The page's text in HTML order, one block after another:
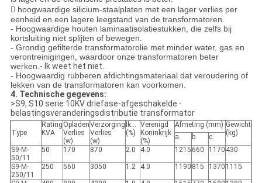
 hoogwaardige silicium-staalplaten met een lager verlies per
eenheid en een lagere leegstand van de transformatoren.
- Hoogwaardige houten laminaatisolatiestukken, die zelfs bij
kortsluiting niet splijten of bewegen.
- Grondig gefilterde transformatorolie met minder water, gas en
verontreinigingen, waardoor onze transformatoren beter
werken.- Ik weet het niet.
- Hoogwaardig rubberen afdichtingsmateriaal dat veroudering of
lekken van de transformatoren kan voorkomen.
4. Technische gegevens:
>S9, S10 serie 10KV driefase-afgeschakelde -
belastingsveranderingsdistributie transformator
Type
Rating
KVA
Opladen
Verlies
(w)
Verzorging
Verlies
(w)
Ik...
(%)
Verenigd
Koninkrijk
(%)
Afmeting (mm) Gewicht
(kg)
a. b.
c.
S9-M-
50/11
50 170 870 2.0 4.0 1215 660 1170 430
S9-M-
250/11
250 560 3050 1.2 4.0 1190 815 1370 1115